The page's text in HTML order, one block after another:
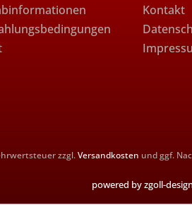
Kontakt
zzgl.Versandkosten und ggf.
powered by zgoll-design